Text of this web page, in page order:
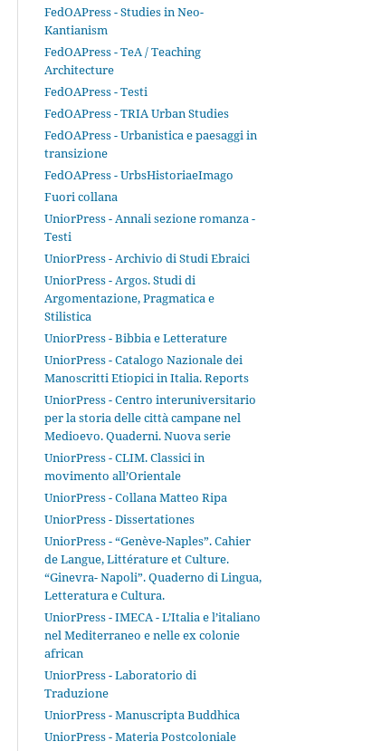
FedOAPress - Studies in Neo-
Kantianism
FedOAPress - TeA / Teaching
Architecture
FedOAPress - Testi
FedOAPress - TRIA Urban Studies
FedOAPress - Urbanistica e paesaggi in
transizione
FedOAPress - UrbsHistoriaeImago
Fuori collana
UniorPress - Annali sezione romanza -
Testi
UniorPress - Archivio di Studi Ebraici
UniorPress - Argos. Studi di
Argomentazione, Pragmatica e
Stilistica
UniorPress - Bibbia e Letterature
UniorPress - Catalogo Nazionale dei
Manoscritti Etiopici in Italia. Reports
UniorPress - Centro interuniversitario
per la storia delle città campane nel
Medioevo. Quaderni. Nuova serie
UniorPress - CLIM. Classici in
movimento all’Orientale
UniorPress - Collana Matteo Ripa
UniorPress - Dissertationes
UniorPress - “Genève-Naples”. Cahier
de Langue, Littérature et Culture.
“Ginevra- Napoli”. Quaderno di Lingua,
Letteratura e Cultura.
UniorPress - IMECA - L’Italia e l’italiano
nel Mediterraneo e nelle ex colonie
african
UniorPress - Laboratorio di
Traduzione
UniorPress - Manuscripta Buddhica
UniorPress - Materia Postcoloniale